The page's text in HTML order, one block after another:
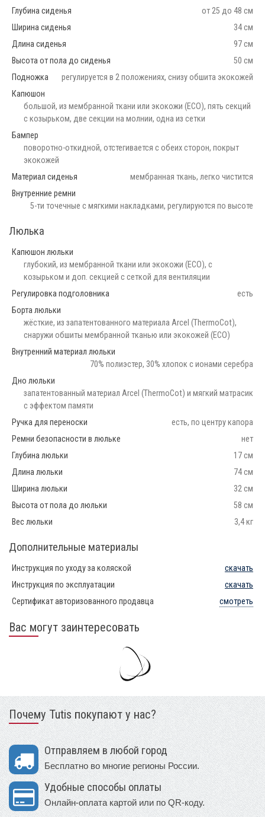
Глубина сиденья
от 25 до 48 см
Ширина сиденья
34 см
Длина сиденья
97 см
Высота от пола до сиденья
50 см
Подножка
регулируется в 2 положениях, снизу обшита экокожей
Капюшон
большой, из мембранной ткани или экокожи (ECO), пять секций
с козырьком, две секции на молнии, одна из сетки
Бампер
поворотно-откидной, отстегивается с обеих сторон, покрыт
экокожей
Материал сиденья
мембранная ткань, легко чистится
Внутренние ремни
5-ти точечные с мягкими накладками, регулируются по высоте
Люлька
Капюшон люльки
глубокий, из мембранной ткани или экокожи (ECO), с
козырьком и доп. секцией с сеткой для вентиляции
Регулировка подголовника
есть
Борта люльки
жёсткие, из запатентованного материала Arcel (ThermoCot),
снаружи обшиты мембранной тканью или экокожей (ECO)
Внутренний материал люльки
70% полиэстер, 30% хлопок с ионами серебра
Дно люльки
запатентованный материал Arcel (ThermoCot) и мягкий матрасик
с эффектом памяти
Ручка для переноски
есть, по центру капора
Ремни безопасности в люльке
нет
Глубина люльки
17 см
Длина люльки
74 см
Ширина люльки
32 см
Высота от пола до люльки
58 см
Вес люльки
3,4 кг
Дополнительные материалы
Инструкция по уходу за коляской
скачать
Инструкция по эксплуатации
скачать
Сертификат авторизованного продавца
смотреть
Вас могут заинтересовать
Почему Tutis покупают у нас?
Отправляем в любой город
Бесплатно во многие регионы России.
Удобные способы оплаты
Онлайн-оплата картой или по QR-коду.